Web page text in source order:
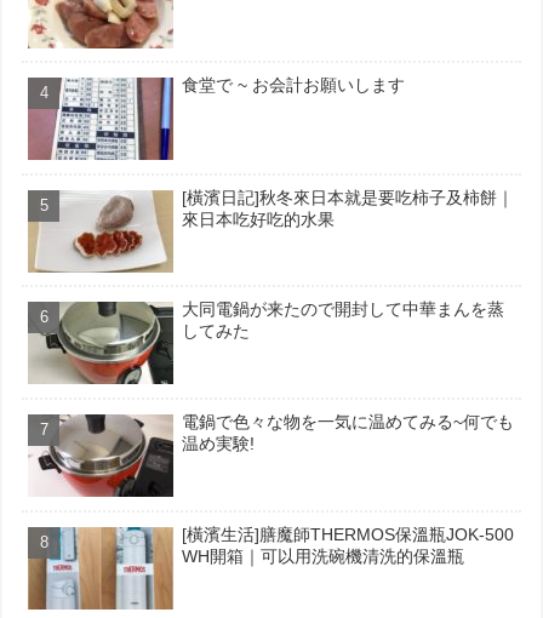
食堂で ~ お会計お願いします
[橫濱日記]秋冬來日本就是要吃柿子及柿餅｜
來日本吃好吃的水果
大同電鍋が来たので開封して中華まんを蒸
してみた
電鍋で色々な物を一気に温めてみる~何でも
温め実験!
[橫濱生活]膳魔師THERMOS保溫瓶JOK-500
WH開箱｜可以用洗碗機清洗的保溫瓶